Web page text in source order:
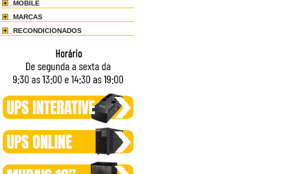
MOBILE
MARCAS
RECONDICIONADOS